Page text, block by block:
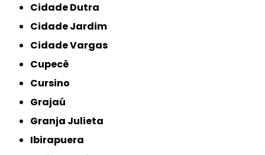
Cidade Dutra
Cidade Jardim
Cidade Vargas
Cupecê
Cursino
Grajaú
Granja Julieta
Ibirapuera